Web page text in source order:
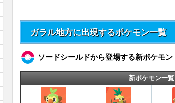
ガラル地方に出現するポケモン一覧
ソードシールドから登場する新ポケモン
新ポケモン一覧